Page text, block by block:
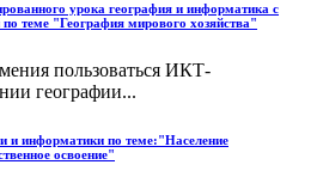
урока география и информатика с
теме "География мирового хозяйства"
пользоваться ИКТ-
географии...
и информатики по теме:"Население
освоение"